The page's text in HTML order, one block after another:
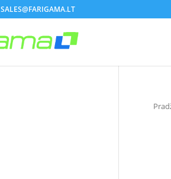
SALES@FARIGAMA.LT